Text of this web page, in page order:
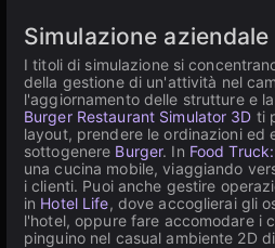
Simulazione
I titoli di simulazione si
della gestione di un'attività nel
l'aggiornamento delle strutture e
Burger Restaurant Simulator 3D ti
layout, prendere le ordinazioni ed
sottogenere Burger. In Food
una cucina mobile, viaggiando
i clienti. Puoi anche gestire
in Hotel Life, dove accoglierai gli
l'hotel, oppure fare accomodare i
pinguino nel casual ambiente 2D di